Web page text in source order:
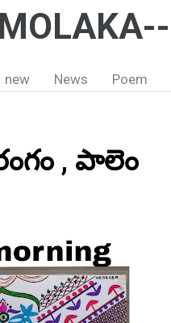
new News Poem
, పాలెం